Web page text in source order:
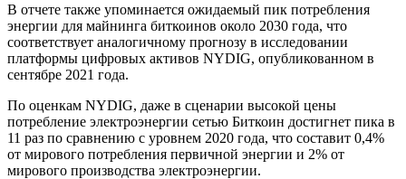
В отчете также упоминается ожидаемый пик потребления
энергии для майнинга биткоинов около 2030 года, что
соответствует аналогичному прогнозу в исследовании
платформы цифровых активов NYDIG, опубликованном в
сентябре 2021 года.
По оценкам NYDIG, даже в сценарии высокой цены
потребление электроэнергии сетью Биткоин достигнет пика в
11 раз по сравнению с уровнем 2020 года, что составит 0,4%
от мирового потребления первичной энергии и 2% от
мирового производства электроэнергии.